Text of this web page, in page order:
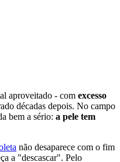
aproveitado - com excesso
décadas depois. No campo
bem a sério: a pele tem
não desaparece com o fim
a "descascar". Pelo